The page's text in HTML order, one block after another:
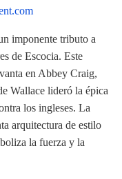
imponente tributo a
de Escocia. Este
en Abbey Craig,
Wallace lideró la épica
los ingleses. La
arquitectura de estilo
la fuerza y la